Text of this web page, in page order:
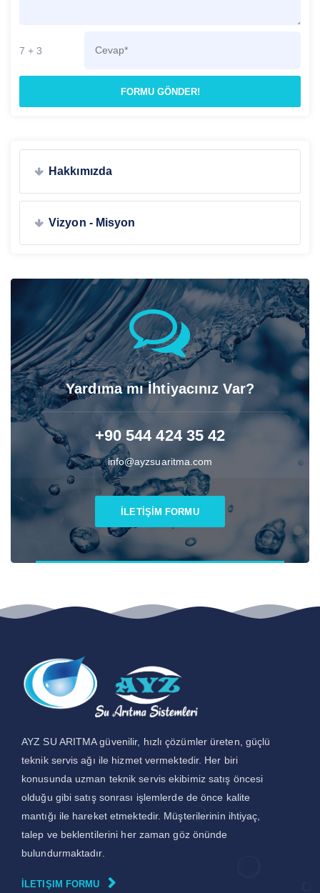
7 + 3
FORMU GÖNDER!
Hakkımızda
Vizyon - Misyon
Yardıma mı İhtiyacınız Var?
+90 544 424 35 42
info@ayzsuaritma.com
İLETİŞİM FORMU
AYZ SU ARITMA güvenilir, hızlı çözümler üreten, güçlü
teknik servis ağı ile hizmet vermektedir. Her biri
konusunda uzman teknik servis ekibimiz satış öncesi
olduğu gibi satış sonrası işlemlerde de önce kalite
mantığı ile hareket etmektedir. Müşterilerinin ihtiyaç,
talep ve beklentilerini her zaman göz önünde
bulundurmaktadır.
İLETIŞIM FORMU